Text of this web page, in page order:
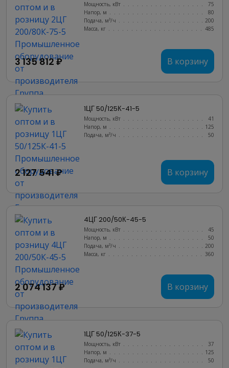
Мощность, кВт
75
Напор, м
80
Подача, м³/ч
200
Масса, кг
485
3 135 812 ₽ В корзину
1ЦГ 50/125К-41-5
Мощность, кВт
41
Напор, м
125
Подача, м³/ч
50
2 127 541 ₽ В корзину
4ЦГ 200/50К-45-5
Мощность, кВт
45
Напор, м
50
Подача, м³/ч
200
Масса, кг
360
2 074 137 ₽ В корзину
1ЦГ 50/125К-37-5
Мощность, кВт
37
Напор, м
125
Подача, м³/ч
50